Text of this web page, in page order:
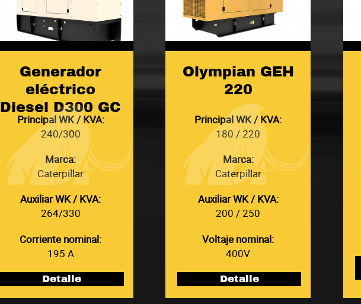
Generador
eléctrico
Diesel D300 GC
Principal WK / KVA:
240/300
Marca:
Caterpillar
Auxiliar WK / KVA:
264/330
Corriente nominal:
195 A
Detalle
Olympian GEH
220
Principal WK / KVA:
180 / 220
Marca:
Caterpillar
Auxiliar WK / KVA:
200 / 250
Voltaje nominal:
400V
Detalle